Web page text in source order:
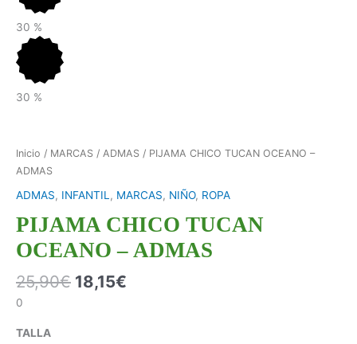
30 %
30 %
Inicio / MARCAS / ADMAS / PIJAMA CHICO TUCAN OCEANO –
ADMAS
ADMAS, INFANTIL , MARCAS, NIÑO, ROPA
PIJAMA CHICO TUCAN
OCEANO – ADMAS
25,90€ 18,15€
0
TALLA